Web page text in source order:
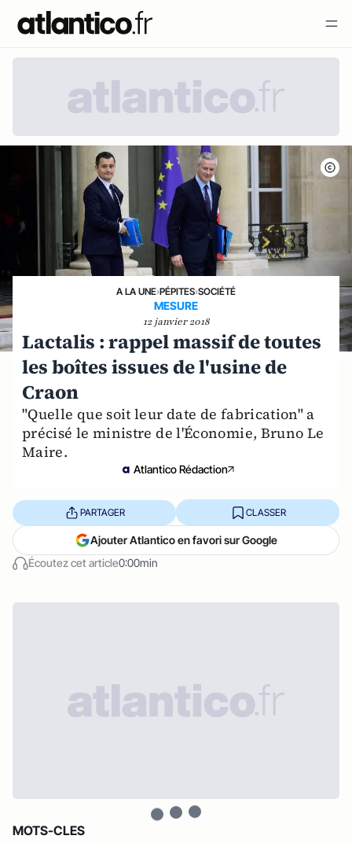
A LA UNE›PÉPITES›SOCIÉTÉ
MESURE
12 janvier 2018
Lactalis : rappel massif de toutes
les boîtes issues de l'usine de
Craon
"Quelle que soit leur date de fabrication" a
précisé le ministre de l'Économie, Bruno Le
Maire.
Atlantico Rédaction
Écoutez cet article0:00min
PARTAGER CLASSER
Ajouter Atlantico en favori sur Google
MOTS-CLES